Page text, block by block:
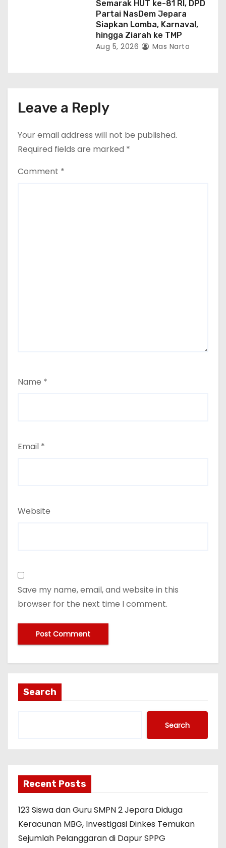
Semarak HUT ke-81 RI, DPD
Partai NasDem Jepara
Siapkan Lomba, Karnaval,
hingga Ziarah ke TMP
Aug 5, 2026 Mas Narto
Leave a Reply
Your email address will not be published.
Required fields are marked *
Comment *
Name *
Email *
Website
Save my name, email, and website in this
browser for the next time I comment.
Search
Search
Recent Posts
123 Siswa dan Guru SMPN 2 Jepara Diduga
Keracunan MBG, Investigasi Dinkes Temukan
Sejumlah Pelanggaran di Dapur SPPG